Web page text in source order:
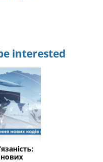
interested